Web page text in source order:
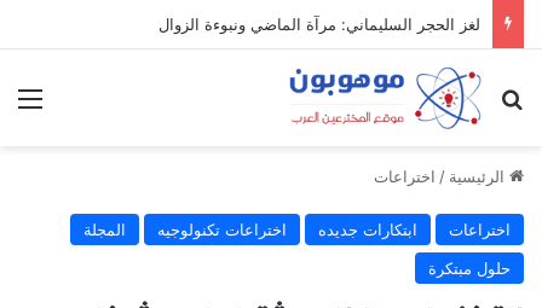
لغز الحجر السليماني: مرآة الماضي ونبوءة الزوال
بحث عن
الرئيسية / اختراعات
اختراعات ابتكارات جديده اختراعات تكنولوجيه
المجلة
حلول مبتكرة